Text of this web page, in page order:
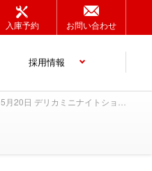
採用情報
入庫予約 お問い合わせ
5月20日 デリカミニナイトショールーム開催